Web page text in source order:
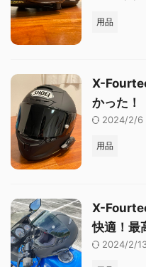
用品
X-
かった！
2024/2/6
用品
X-
快適！最
2024/2/